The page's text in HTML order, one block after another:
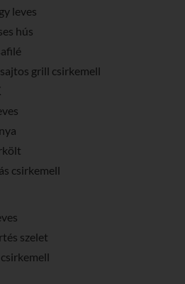
leves
hús
grill csirkemell
csirkemell
szelet